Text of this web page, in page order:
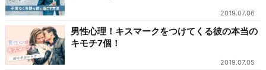
2019.07.06
男性心理！キスマークをつけてくる彼の本当の
キモチ7個！
2019.07.05